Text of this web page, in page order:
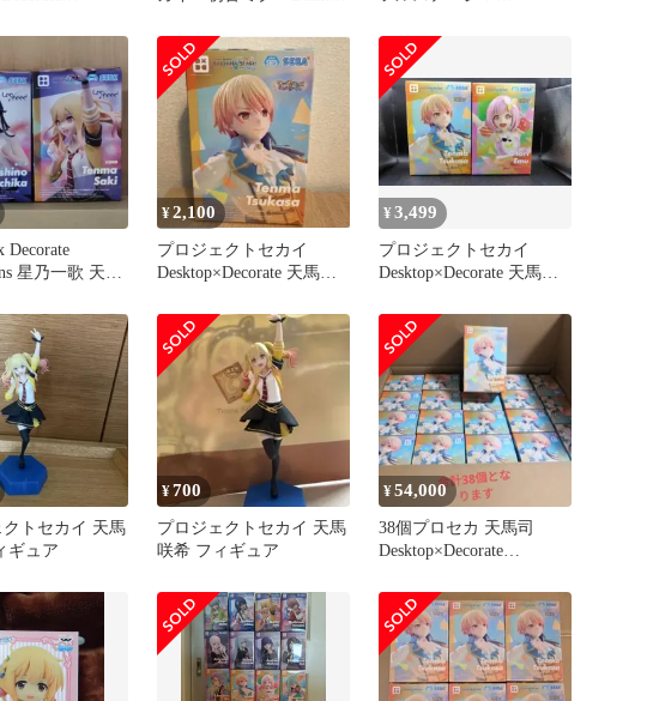
野森 天馬 4種セッ
ト フィギュア
希
Decorate
星乃一歌 天馬
¥2,100
プロジェクトセカイ
Desktop×Decorate 天馬司
¥3,499
プロジェクトセカイ
Desktop×Decorate 天馬司
クトセカイ 天馬
ギュア
¥700
プロジェクトセカイ 天馬
咲希 フィギュア
¥54,000
38個プロセカ 天馬司
Desktop×Decorate